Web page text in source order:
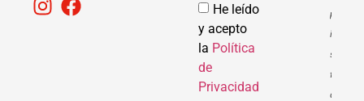
He leído
y acepto
la Política
de
Privacidad
para
solar
de